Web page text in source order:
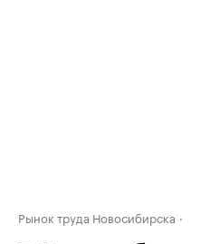
Рынок труда Новосибирска